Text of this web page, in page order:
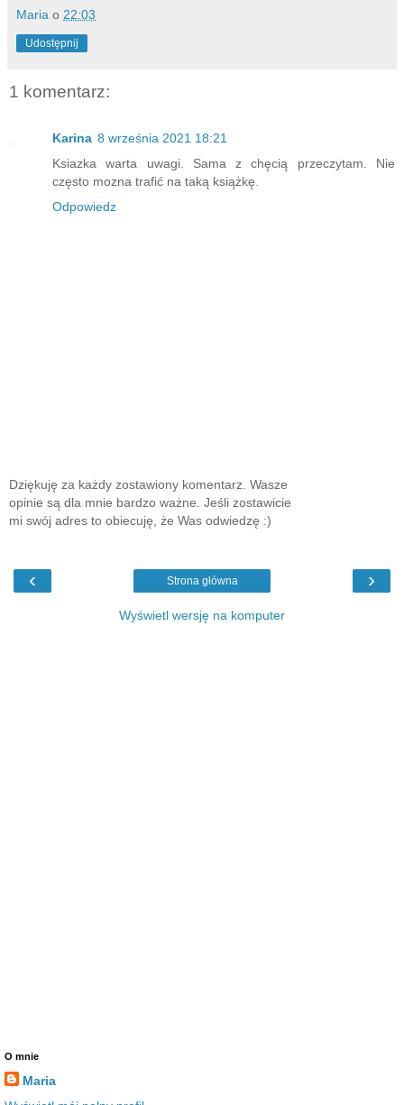
Maria o 22:03
Udostępnij
1 komentarz:
Karina 8 września 2021 18:21
Ksiazka warta uwagi. Sama z chęcią przeczytam. Nie
często mozna trafić na taką książkę.
Odpowiedz
Dziękuję za każdy zostawiony komentarz. Wasze
opinie są dla mnie bardzo ważne. Jeśli zostawicie
mi swój adres to obiecuję, że Was odwiedzę :)
‹ ›
Strona główna
Wyświetl wersję na komputer
O mnie
Maria